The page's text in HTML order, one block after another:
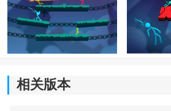
《乱斗火柴人》游戏特色：
相关版本